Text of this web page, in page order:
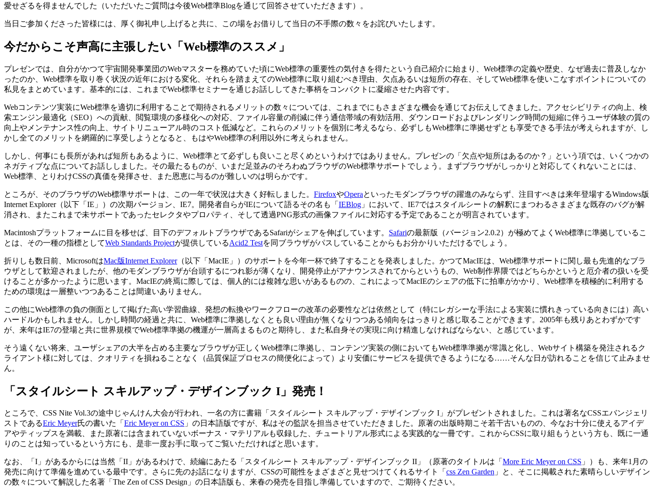
愛せざるを得ませんでした（いただいたご質問は今後Web標準Blogを通じて回答させていただきます）。
当日ご参加くださった皆様には、厚く御礼申し上げると共に、この場をお借りして当日の不手際の数々をお詫びいたします。
今だからこそ声高に主張したい「Web標準のススメ」
プレゼンでは、自分がかつて宇宙開発事業団のWebマスターを務めていた頃にWeb標準の重要性の気付きを得たという自己紹介に始まり、Web標準の定義や歴史、なぜ過去に普及しなか
ったのか、Web標準を取り巻く状況の近年における変化、それらを踏まえてのWeb標準に取り組むべき理由、欠点あるいは短所の存在、そしてWeb標準を使いこなすポイントについての
私見をまとめています。基本的には、これまでWeb標準セミナーを通じお話ししてきた事柄をコンパクトに凝縮させた内容です。
Webコンテンツ実装にWeb標準を適切に利用することで期待されるメリットの数々については、これまでにもさまざまな機会を通じてお伝えしてきました。アクセシビリティの向上、検
索エンジン最適化（SEO）への貢献、閲覧環境の多様化への対応、ファイル容量の削減に伴う通信帯域の有効活用、ダウンロードおよびレンダリング時間の短縮に伴うユーザ体験の質の
向上やメンテナンス性の向上、サイトリニューアル時のコスト低減など。これらのメリットを個別に考えるなら、必ずしもWeb標準に準拠せずとも享受できる手法が考えられますが、し
かし全てのメリットを網羅的に享受しようとなると、もはやWeb標準の利用以外に考えられません。
しかし、何事にも長所があれば短所もあるように、Web標準とて必ずしも良いこと尽くめというわけではありません。プレゼンの「欠点や短所はあるのか？」という項では、いくつかの
ネガティブな点についてお話ししました。その最たるものが、いまだ足並みのそろわぬブラウザのWeb標準サポートでしょう。まずブラウザがしっかりと対応してくれないことには、
Web標準、とりわけCSSの真価を発揮させ、また恩恵に与るのが難しいのは明らかです。
ところが、そのブラウザのWeb標準サポートは、この一年で状況は大きく好転しました。 FirefoxやOperaといったモダンブラウザの躍進のみならず、注目すべきは来年登場するWindows版
Internet Explorer（以下「IE」）の次期バージョン、IE7。開発者自らがIEについて語るその名も「 IEBlog 」において、IE7ではスタイルシートの解釈にまつわるさまざまな既存のバグが解
消され、またこれまで未サポートであったセレクタやプロパティ、そして透過PNG形式の画像ファイルに対応する予定であることが明言されています。
Macintoshプラットフォームに目を移せば、目下のデフォルトブラウザであるSafariがシェアを伸ばしています。 Safariの最新版（バージョン2.0.2）が極めてよくWeb標準に準拠しているこ
とは、その一種の指標としてWeb Standards Projectが提供しているAcid2 Testを同ブラウザがパスしていることからもお分かりいただけるでしょう。
折りしも数日前、MicrosoftはMac版Internet Explorer（以下「MacIE」）のサポートを今年一杯で終了することを発表しました。かつてMacIEは、Web標準サポートに関し最も先進的なブラ
ウザとして歓迎されましたが、他のモダンブラウザが台頭するにつれ影が薄くなり、開発停止がアナウンスされてからというもの、Web制作界隈ではどちらかというと厄介者の扱いを受
けることが多かったように思います。MacIEの終焉に際しては、個人的には複雑な思いがあるものの、これによってMacIEのシェアの低下に拍車がかかり、Web標準を積極的に利用する
ための環境は一層整いつつあることは間違いありません。
この他にWeb標準の負の側面として掲げた高い学習曲線、発想の転換やワークフローの改革の必要性などは依然として（特にレガシーな手法による実装に慣れきっている向きには）高い
ハードルかもしれません。しかし時間の経過と共に、Web標準に準拠しなくとも良い理由が無くなりつつある傾向をはっきりと感じ取ることができます。2005年も残りあとわずかです
が、来年はIE7の登場と共に世界規模でWeb標準準拠の機運が一層高まるものと期待し、また私自身その実現に向け精進しなければならない、と感じています。
そう遠くない将来、ユーザシェアの大半を占める主要なブラウザが正しくWeb標準に準拠し、コンテンツ実装の側においてもWeb標準準拠が常識と化し、Webサイト構築を発注されるク
ライアント様に対しては、クオリティを損ねることなく（品質保証プロセスの簡便化によって）より安価にサービスを提供できるようになる……そんな日が訪れることを信じて止みませ
ん。
「スタイルシート スキルアップ・デザインブック I」発売！
ところで、CSS Nite Vol.3の途中じゃんけん大会が行われ、一名の方に書籍「スタイルシート スキルアップ・デザインブック I」がプレゼントされました。これは著名なCSSエバンジェリ
ストであるEric Meyer氏の書いた「 Eric Meyer on CSS 」の日本語版ですが、私はその監訳を担当させていただきました。原著の出版時期こそ若干古いものの、今なお十分に使えるアイデ
アやティップスを満載、また原著には含まれていないボーナス・マテリアルも収録した、チュートリアル形式による実践的な一冊です。これからCSSに取り組もうという方も、既に一通
りのことは知っているという方にも、是非一度お手に取ってご覧いただければと思います。
なお、「I」があるからには当然「II」があるわけで、続編にあたる「スタイルシート スキルアップ・デザインブック II」（原著のタイトルは「 More Eric Meyer on CSS 」）も、来年1月の
発売に向けて準備を進めている最中です。さらに先のお話になりますが、CSSの可能性をまざまざと見せつけてくれるサイト「 css Zen Garden 」と、そこに掲載された素晴らしいデザイン
の数々について解説した名著「The Zen of CSS Design」の日本語版も、来春の発売を目指し準備していますので、ご期待ください。